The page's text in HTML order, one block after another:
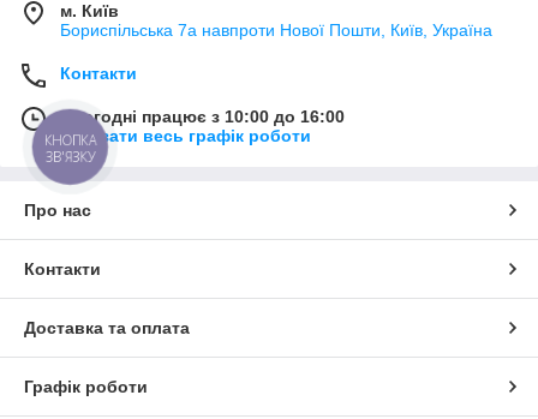
м. Київ
Бориспільська 7а навпроти Нової Пошти, Київ, Україна
Контакти
Сьогодні працює з 10:00 до 16:00
Показати весь графік роботи
Про нас
Контакти
Доставка та оплата
Графік роботи
КНОПКА
ЗВ'ЯЗКУ